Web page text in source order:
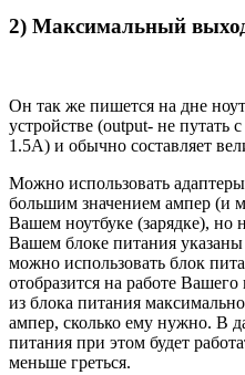
2) Максимальный
Он так же пишется на дне
устройстве (output- не путать
1.5A) и обычно составляет
Можно использовать
большим значением ампер (и
Вашем ноутбуке (зарядке),
Вашем блоке питания
можно использовать блок
отобразится на работе Вашего
из блока питания
ампер, сколько ему нужно. В
питания при этом будет
меньше греться.